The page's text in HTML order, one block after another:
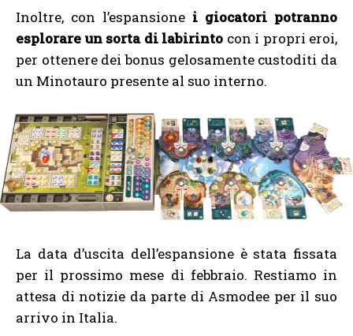
Inoltre, con l’espansione i giocatori potranno
esplorare un sorta di labirinto con i propri eroi,
per ottenere dei bonus gelosamente custoditi da
un Minotauro presente al suo interno.
La data d’uscita dell’espansione è stata fissata
per il prossimo mese di febbraio. Restiamo in
attesa di notizie da parte di Asmodee per il suo
arrivo in Italia.